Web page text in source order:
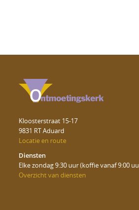
Kloosterstraat 15-17
9831 RT Aduard
Locatie en route
Diensten
Elke zondag 9:30 uur (koffie vanaf 9:00
Overzicht van diensten